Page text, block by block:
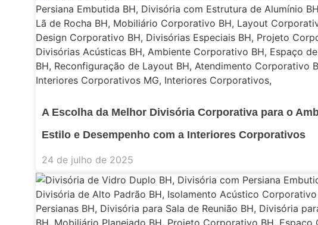
A Escolha da Melhor Divisória Corporativa para o
Estilo e Desempenho com a Interiores Corporativos
24 de julho de 2025